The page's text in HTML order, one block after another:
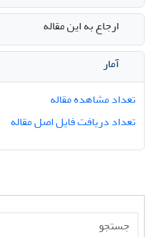
ارجاع به این مقاله
آمار
تعداد مشاهده مقاله
تعداد دریافت فایل اصل مقاله